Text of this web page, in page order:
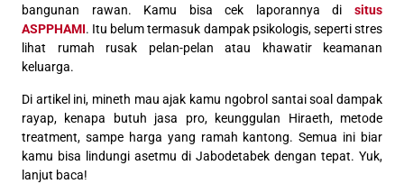
bangunan rawan. Kamu bisa cek laporannya di situs
ASPPHAMI. Itu belum termasuk dampak psikologis, seperti stres
lihat rumah rusak pelan-pelan atau khawatir keamanan
keluarga.
Di artikel ini, mineth mau ajak kamu ngobrol santai soal dampak
rayap, kenapa butuh jasa pro, keunggulan Hiraeth, metode
treatment, sampe harga yang ramah kantong. Semua ini biar
kamu bisa lindungi asetmu di Jabodetabek dengan tepat. Yuk,
lanjut baca!